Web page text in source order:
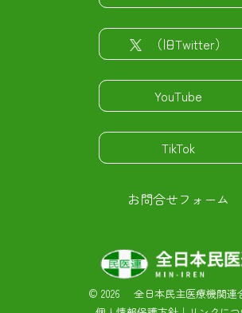
（旧Twitter）
YouTube
TikTok
お問合せフォーム
© 2026 全日本民主医療機関連